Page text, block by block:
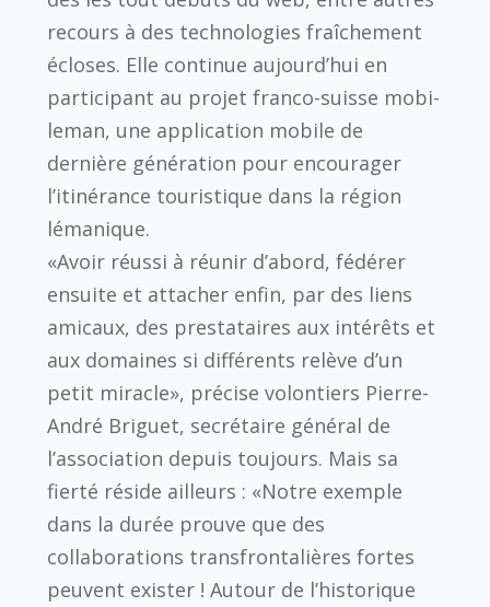
recours à des technologies fraîchement
écloses. Elle continue aujourd’hui en
participant au projet franco-suisse mobi-
leman, une application mobile de
dernière génération pour encourager
l’itinérance touristique dans la région
lémanique.
«Avoir réussi à réunir d’abord, fédérer
ensuite et attacher enfin, par des liens
amicaux, des prestataires aux intérêts et
aux domaines si différents relève d’un
petit miracle», précise volontiers Pierre-
André Briguet, secrétaire général de
l’association depuis toujours. Mais sa
fierté réside ailleurs : «Notre exemple
dans la durée prouve que des
collaborations transfrontalières fortes
peuvent exister ! Autour de l’historique